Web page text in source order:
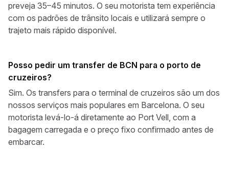
preveja 35–45 minutos. O seu motorista tem experiência
com os padrões de trânsito locais e utilizará sempre o
trajeto mais rápido disponível.
Posso pedir um transfer de BCN para o porto de
cruzeiros?
Sim. Os transfers para o terminal de cruzeiros são um dos
nossos serviços mais populares em Barcelona. O seu
motorista levá-lo-á diretamente ao Port Vell, com a
bagagem carregada e o preço fixo confirmado antes de
embarcar.